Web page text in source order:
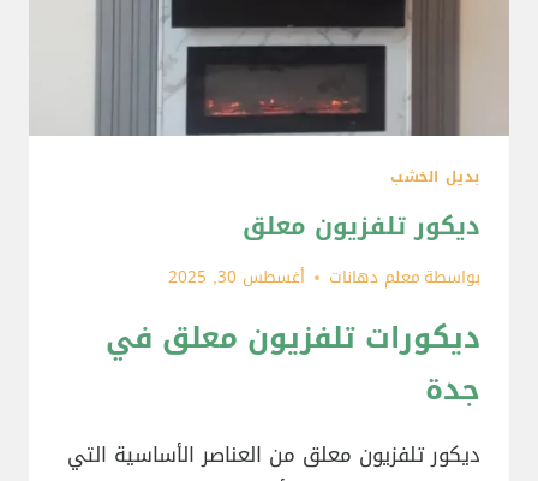
بديل الخشب
ديكور تلفزيون معلق
بواسطة معلم دهانات أغسطس 30, 2025
ديكورات تلفزيون معلق في
جدة
ديكور تلفزيون معلق من العناصر الأساسية التي